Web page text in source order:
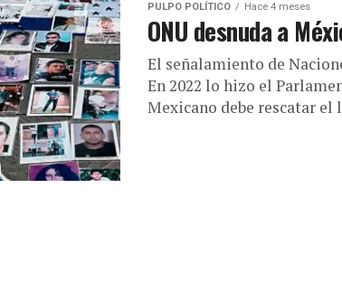
PULPO POLÍTICO Hace 4 meses
ONU desnuda a
El señalamiento de
En 2022 lo hizo el
Mexicano debe rescatar el